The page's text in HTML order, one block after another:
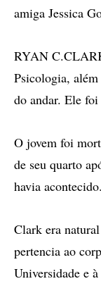
amiga Jessica
RYAN
Psicologia, além
do andar. Ele
O jovem foi
de seu quarto
havia acontecido.
Clark era
pertencia ao
Universidade e